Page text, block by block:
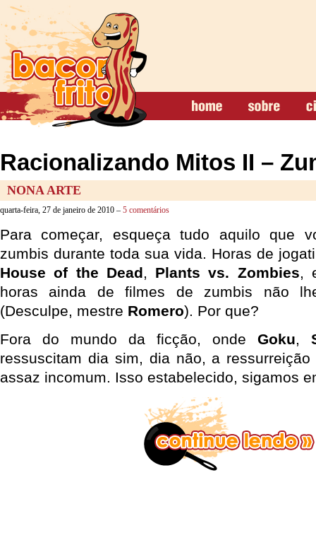
Racionalizando Mitos II –
NONA ARTE
quarta-feira, 27 de janeiro de 2010 – 5 comentários
Para começar, esqueça tudo aquilo que
zumbis durante toda sua vida. Horas de
House of the Dead, Plants vs. Zombies,
horas ainda de filmes de zumbis não
(Desculpe, mestre Romero). Por que?
Fora do mundo da ficção, onde Goku,
ressuscitam dia sim, dia não, a
assaz incomum. Isso estabelecido, sigamos